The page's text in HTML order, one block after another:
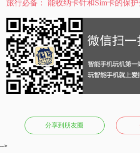
旅行必备： 能收纳卡针和Sim卡的保护
分享到朋友圈
-->